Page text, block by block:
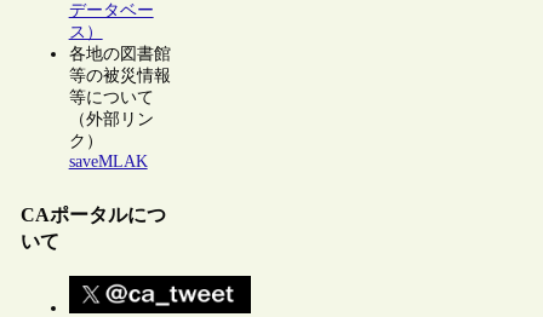
データベー
ス）
各地の図書館
等の被災情報
等について
（外部リン
ク）
saveMLAK
CAポータルにつ
いて